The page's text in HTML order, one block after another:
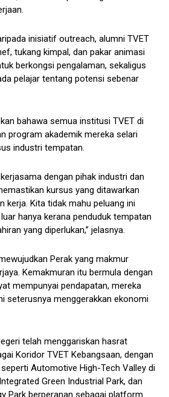
inisiatif outreach, alumni TVET
tukang kimpal, dan pakar animasi
berkongsi pengalaman, sekaligus
pelajar tentang potensi sebenar
bahawa semua institusi TVET di
program akademik mereka selari
industri tempatan.
dengan pihak industri dan
kursus yang ditawarkan
kerja. Kita tidak mahu peluang ini
hanya kerana penduduk tempatan
yang diperlukan,” jelasnya.
Perak yang makmur
Kemakmuran itu bermula dengan
mempunyai pendapatan, mereka
seterusnya menggerakkan ekonomi
telah menggariskan hasrat
Koridor TVET Kebangsaan, dengan
Automotive High-Tech Valley di
Green Industrial Park, dan
Park berperanan sebagai platform